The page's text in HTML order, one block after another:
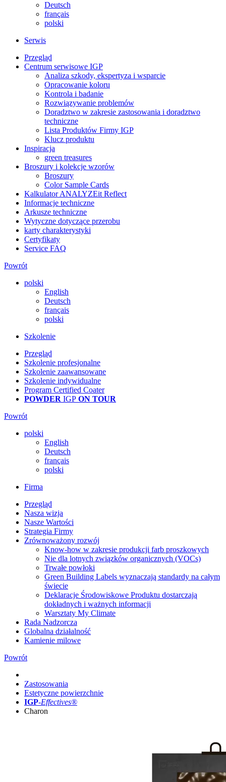
Deutsch
français
polski
Serwis
Przegląd
Centrum serwisowe IGP
Analiza szkody, ekspertyza i wsparcie
Opracowanie koloru
Kontrola i badanie
Rozwiązywanie problemów
Doradztwo w zakresie zastosowania i doradztwo
techniczne
Lista Produktów Firmy IGP
Klucz produktu
Inspiracja
green treasures
Broszury i kolekcje wzorów
Broszury
Color Sample Cards
Kalkulator ANALYZEit Reflect
Informacje techniczne
Arkusze techniczne
Wytyczne dotyczące przerobu
karty charakterystyki
Certyfikaty
Service FAQ
Powrót
polski
English
Deutsch
français
polski
Szkolenie
Przegląd
Szkolenie profesjonalne
Szkolenie zaawansowane
Szkolenie indywidualne
Program Certified Coater
POWDER IGP ON TOUR
Powrót
polski
English
Deutsch
français
polski
Firma
Przegląd
Nasza wizja
Nasze Wartości
Strategia Firmy
Zrównoważony rozwój
Know-how w zakresie produkcji farb proszkowych
Nie dla lotnych związków organicznych (VOCs)
Trwałe powłoki
Green Building Labels wyznaczają standardy na całym
świecie
Deklaracje Środowiskowe Produktu dostarczają
dokładnych i ważnych informacji
Warsztaty My Climate
Rada Nadzorcza
Globalna działalność
Kamienie milowe
Powrót
Zastosowania
Estetyczne powierzchnie
IGP-Effectives®
Charon